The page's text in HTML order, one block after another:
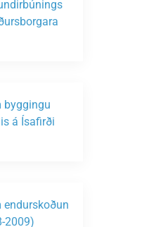
byggingu
á Ísafirði
2009)